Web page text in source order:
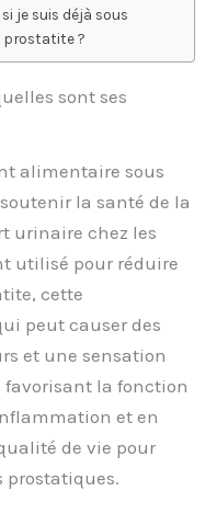
je suis déjà sous
?
sont ses
alimentaire sous
la santé de la
urinaire chez les
utilisé pour réduire
cette
peut causer des
et une sensation
la fonction
et en
de vie pour
prostatiques.